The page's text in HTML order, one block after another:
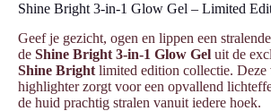
Shine Bright 3-in-1 Glow Gel – Limited
Geef je gezicht, ogen en lippen een
de Shine Bright 3-in-1 Glow Gel uit de
Shine Bright limited edition collectie. Deze
highlighter zorgt voor een opvallend
de huid prachtig stralen vanuit iedere hoek.